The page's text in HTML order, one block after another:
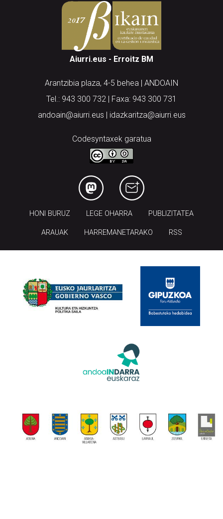
Aiurri.eus - Erroitz BM
Arantzibia plaza, 4-5 behea | ANDOAIN
Tel.: 943 300 732 | Faxa: 943 300 731
andoain@aiurri.eus | idazkaritza@aiurri.eus
Codesyntaxek garatua
HONI BURUZ LEGE OHARRA PUBLIZITATEA
ARAUAK HARREMANETARAKO RSS